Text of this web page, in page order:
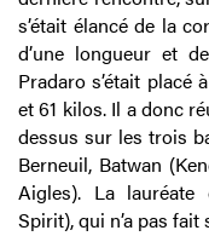
s’était élancé de la
d’une longueur et
Pradaro s’était placé
et 61 kilos. Il a donc
dessus sur les trois
Berneuil, Batwan
Aigles). La
Spirit), qui n’a pas